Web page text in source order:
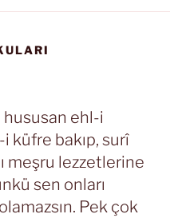
hususan ehl-i
küfre bakıp, surî
meşru lezzetlerine
sen onları
Pek çok